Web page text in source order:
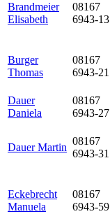
Brandmeier
Elisabeth
08167
6943-13
Burger
Thomas
08167
6943-21
Dauer
Daniela
08167
6943-27
Dauer Martin
08167
6943-31
Eckebrecht
Manuela
08167
6943-59